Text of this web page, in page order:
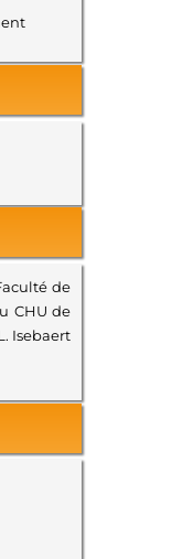
de
CHU de
Isebaert